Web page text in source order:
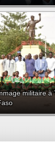
militaire à